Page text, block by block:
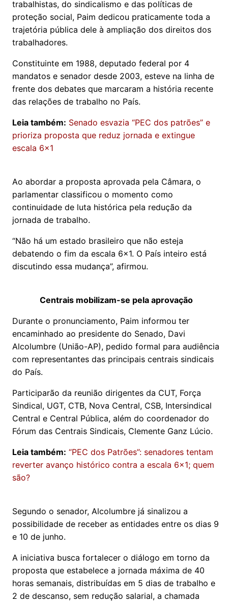
trabalhistas, do sindicalismo e das políticas de
proteção social, Paim dedicou praticamente toda a
trajetória pública dele à ampliação dos direitos dos
trabalhadores.
Constituinte em 1988, deputado federal por 4
mandatos e senador desde 2003, esteve na linha de
frente dos debates que marcaram a história recente
das relações de trabalho no País.
Leia também: Senado esvazia “PEC dos patrões” e
prioriza proposta que reduz jornada e extingue
escala 6x1
Ao abordar a proposta aprovada pela Câmara, o
parlamentar classificou o momento como
continuidade de luta histórica pela redução da
jornada de trabalho.
“Não há um estado brasileiro que não esteja
debatendo o fim da escala 6x1. O País inteiro está
discutindo essa mudança”, afirmou.
Centrais mobilizam-se pela aprovação
Durante o pronunciamento, Paim informou ter
encaminhado ao presidente do Senado, Davi
Alcolumbre (União-AP), pedido formal para audiência
com representantes das principais centrais sindicais
do País.
Participarão da reunião dirigentes da CUT, Força
Sindical, UGT, CTB, Nova Central, CSB, Intersindical
Central e Central Pública, além do coordenador do
Fórum das Centrais Sindicais, Clemente Ganz Lúcio.
Leia também: “PEC dos Patrões”: senadores tentam
reverter avanço histórico contra a escala 6x1; quem
são?
Segundo o senador, Alcolumbre já sinalizou a
possibilidade de receber as entidades entre os dias 9
e 10 de junho.
A iniciativa busca fortalecer o diálogo em torno da
proposta que estabelece a jornada máxima de 40
horas semanais, distribuídas em 5 dias de trabalho e
2 de descanso, sem redução salarial, a chamada